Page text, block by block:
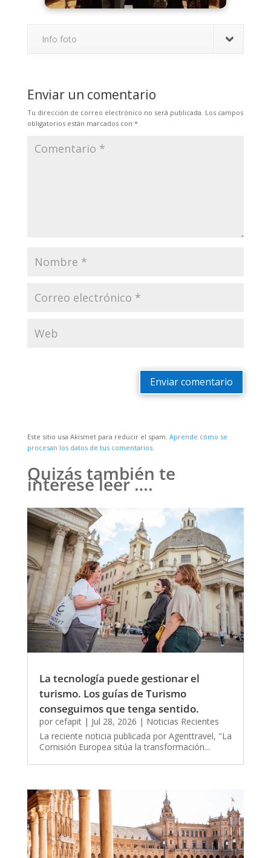
Info foto
Enviar un comentario
Tu dirección de correo electrónico no será publicada. Los campos
obligatorios están marcados con *
Enviar comentario
Este sitio usa Akismet para reducir el spam. Aprende cómo se
procesan los datos de tus comentarios.
Quizás también te
interese leer ….
La tecnología puede gestionar el
turismo. Los guías de Turismo
conseguimos que tenga sentido.
por cefapit| Jul 28, 2026 | Noticias Recientes
La reciente noticia publicada por Agenttravel, "La
Comisión Europea sitúa la transformación...